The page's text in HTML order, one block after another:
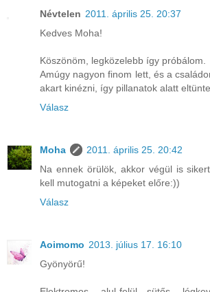
Névtelen 2011. április 25. 20:37
Kedves Moha!
Köszönöm, legközelebb így próbálom.
Amúgy nagyon finom lett, és a
akart kinézni, így pillanatok alatt
Válasz
Moha
2011. április 25. 20:42
Na ennek örülök, akkor végül is
kell mutogatni a képeket előre:))
Válasz
Aoimomo 2013. július 17. 16:10
Gyönyörű!